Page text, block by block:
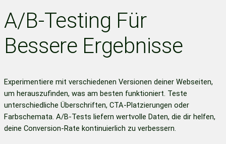
A/B-Testing Für
Bessere Ergebnisse
Experimentiere mit verschiedenen Versionen deiner Webseiten,
um herauszufinden, was am besten funktioniert. Teste
unterschiedliche Überschriften, CTA-Platzierungen oder
Farbschemata. A/B-Tests liefern wertvolle Daten, die dir helfen,
deine Conversion-Rate kontinuierlich zu verbessern.